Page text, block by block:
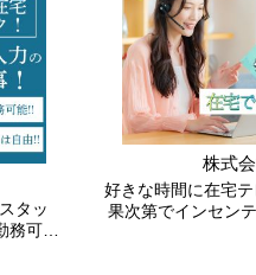
タッ
可能
株式
好きな時間に在宅
果次第でインセン